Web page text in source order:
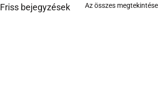
Friss bejegyzések Az összes megtekintése